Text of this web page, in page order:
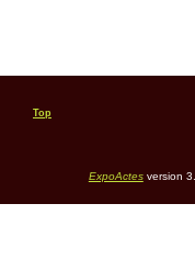
Top
ExpoActesversion